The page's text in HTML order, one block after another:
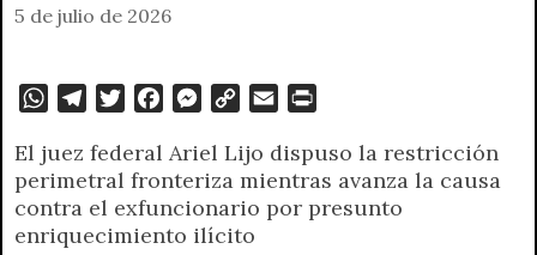
5 de julio de 2026
W
a
t
s
A
l
e
g
r
i
t
t
e
c
e
b
o
M
s
s
e
n
p
y
L
i
a
i
l
i
n
t
El juez federal Ariel Lijo dispuso la restricción
perimetral fronteriza mientras avanza la causa
contra el exfuncionario por presunto
enriquecimiento ilícito